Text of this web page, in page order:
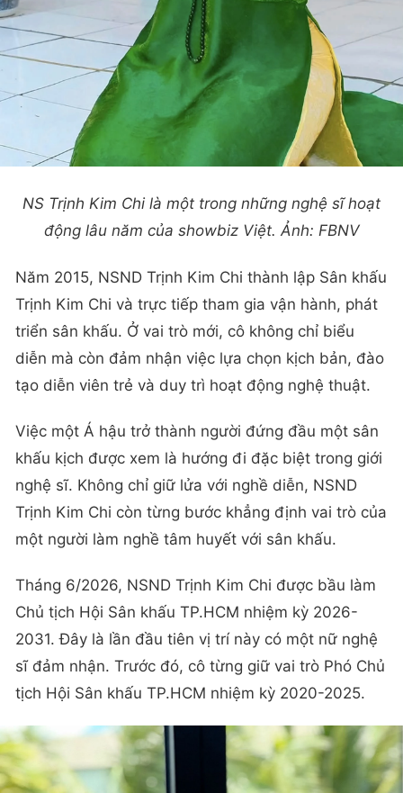
NS Trịnh Kim Chi là một trong những nghệ sĩ hoạt
động lâu năm của showbiz Việt. Ảnh: FBNV
Năm 2015, NSND Trịnh Kim Chi thành lập Sân khấu
Trịnh Kim Chi và trực tiếp tham gia vận hành, phát
triển sân khấu. Ở vai trò mới, cô không chỉ biểu
diễn mà còn đảm nhận việc lựa chọn kịch bản, đào
tạo diễn viên trẻ và duy trì hoạt động nghệ thuật.
Việc một Á hậu trở thành người đứng đầu một sân
khấu kịch được xem là hướng đi đặc biệt trong giới
nghệ sĩ. Không chỉ giữ lửa với nghề diễn, NSND
Trịnh Kim Chi còn từng bước khẳng định vai trò của
một người làm nghề tâm huyết với sân khấu.
Tháng 6/2026, NSND Trịnh Kim Chi được bầu làm
Chủ tịch Hội Sân khấu TP.HCM nhiệm kỳ 2026-
2031. Đây là lần đầu tiên vị trí này có một nữ nghệ
sĩ đảm nhận. Trước đó, cô từng giữ vai trò Phó Chủ
tịch Hội Sân khấu TP.HCM nhiệm kỳ 2020-2025.